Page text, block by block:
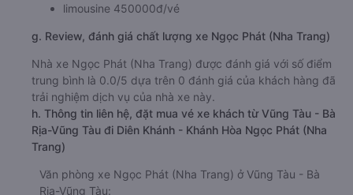
limousine 450000đ/vé
g. Review, đánh giá chất lượng xe Ngọc Phát (Nha Trang)
Nhà xe Ngọc Phát (Nha Trang) được đánh giá với số điểm
trung bình là 0.0/5 dựa trên 0 đánh giá của khách hàng đã
trải nghiệm dịch vụ của nhà xe này.
h. Thông tin liên hệ, đặt mua vé xe khách từ Vũng Tàu - Bà
Rịa-Vũng Tàu đi Diên Khánh - Khánh Hòa Ngọc Phát (Nha
Trang)
Văn phòng xe Ngọc Phát (Nha Trang) ở Vũng Tàu - Bà
Rịa-Vũng Tàu: